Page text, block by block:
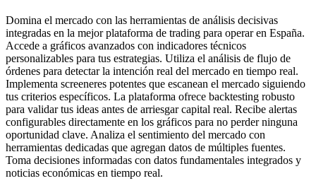
Domina el mercado con las herramientas de análisis decisivas
integradas en la mejor plataforma de trading para operar en España.
Accede a gráficos avanzados con indicadores técnicos
personalizables para tus estrategias. Utiliza el análisis de flujo de
órdenes para detectar la intención real del mercado en tiempo real.
Implementa screeneres potentes que escanean el mercado siguiendo
tus criterios específicos. La plataforma ofrece backtesting robusto
para validar tus ideas antes de arriesgar capital real. Recibe alertas
configurables directamente en los gráficos para no perder ninguna
oportunidad clave. Analiza el sentimiento del mercado con
herramientas dedicadas que agregan datos de múltiples fuentes.
Toma decisiones informadas con datos fundamentales integrados y
noticias económicas en tiempo real.